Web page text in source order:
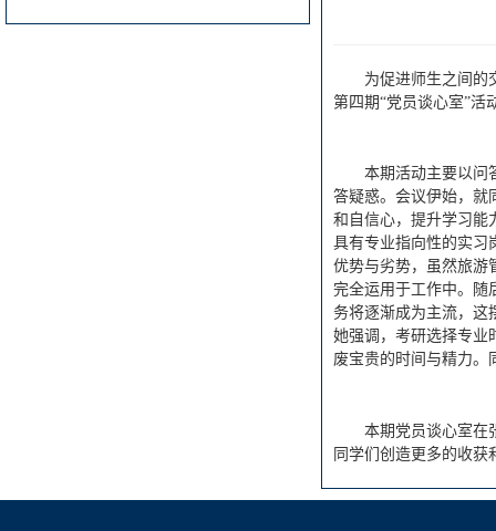
为促进师生之间的
第四期“党员谈心室”活
本期活动主要以问
答疑惑。会议伊始，就
和自信心，提升学习能
具有专业指向性的实习
优势与劣势，虽然旅游
完全运用于工作中。随
务将逐渐成为主流，这
她强调，考研选择专业
废宝贵的时间与精力。
本期党员谈心室在
同学们创造更多的收获